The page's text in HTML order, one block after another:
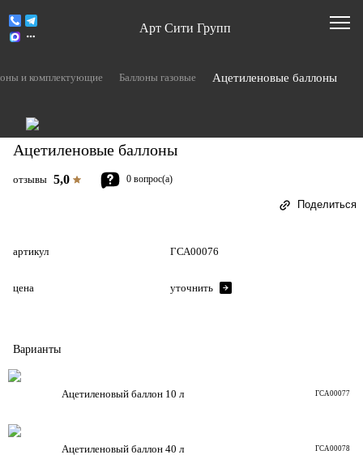
и комплектующие Баллоны газовые Ацетиленовые баллоны
Арт Сити Групп
Ацетиленовые баллоны
отзывы 5,0 0 вопрос(а)
Поделиться
артикул ГСА00076
цена уточнить
Варианты
ГСА00077
Ацетиленовый баллон 10 л
ГСА00078
Ацетиленовый баллон 40 л